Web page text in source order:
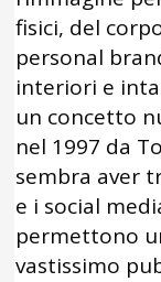
fisici, del
personal
interiori e
un concetto
nel 1997 da
sembra aver
e i social
permettono
vastissimo